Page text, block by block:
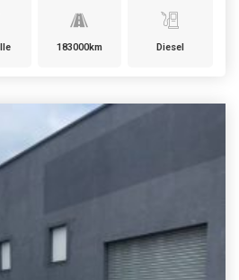
183000km Diesel